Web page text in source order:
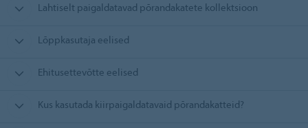
Lahtiselt paigaldatavad põrandakatete kollektsioon
Lõppkasutaja eelised
Ehitusettevõtte eelised
Kus kasutada kiirpaigaldatavaid põrandakatteid?